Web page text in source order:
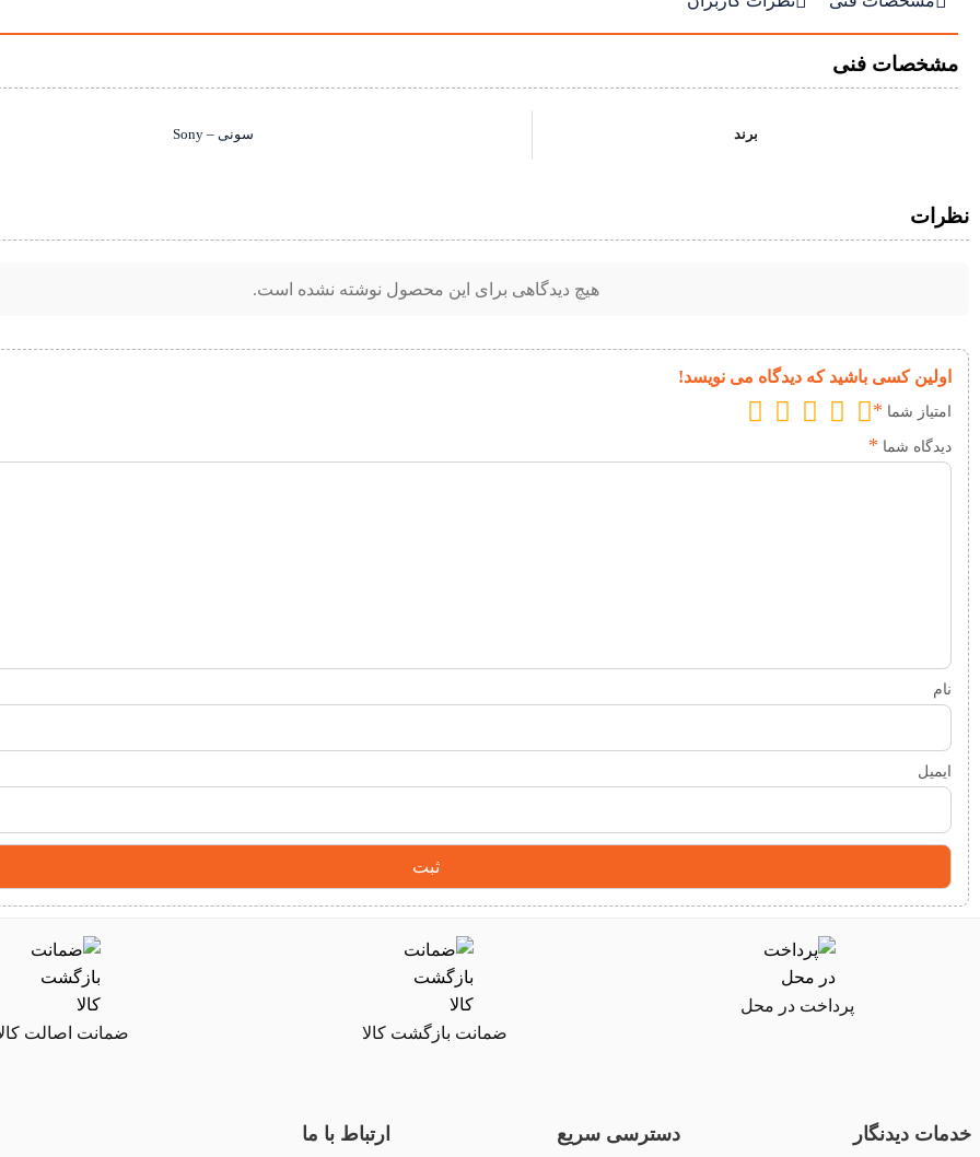
مشخصات فنی
برند سونی – Sony
نظرات
هیچ دیدگاهی برای این محصول نوشته نشده است.
اولین کسی باشید که دیدگاه می نویسد!
امتیاز شما *
دیدگاه شما *
نام
ایمیل
پرداخت در محل
ضمانت بازگشت کالا
ضمانت اصالت
خدمات دیدنگار دسترسی سریع ارتباط با ما